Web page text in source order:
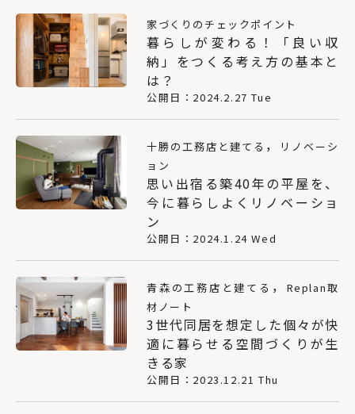
家づくりのチェックポイント
暮らしが変わる！「良い収
納」をつくる考え方の基本と
は？
公開日：2024.2.27 Tue
十勝の工務店と建てる ，
リノベーシ
ョン
思い出宿る築40年の平屋を、
今に暮らしよくリノベーショ
ン
公開日：2024.1.24 Wed
青森の工務店と建てる ，
Replan取
材ノート
3世代同居を想定した個々が快
適に暮らせる空間づくりが生
きる家
公開日：2023.12.21 Thu